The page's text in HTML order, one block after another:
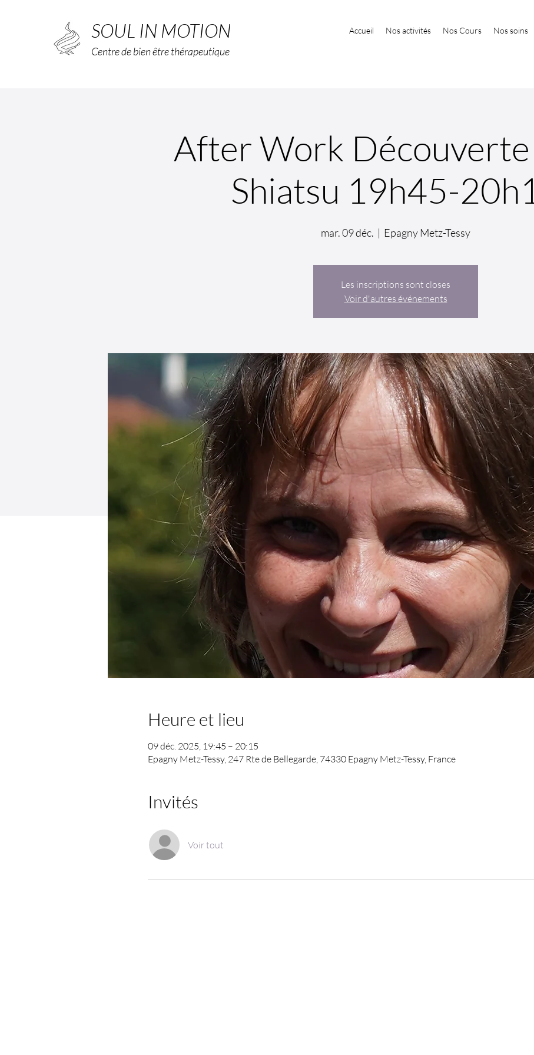
SOUL IN MOTION
Centre de bien être thérapeutique
Accueil Nos activités Nos Cours Nos soins
After Work Découverte
Shiatsu 19h45-
mar. 09 déc.
  |
Epagny Metz-Tessy
Les inscriptions sont closes
Voir d'autres événements
Heure et lieu
09 déc. 2025, 19:45 – 20:15
Epagny Metz-Tessy, 247 Rte de Bellegarde, 74330 Epagny Metz-Tessy, France
Invités
Voir tout